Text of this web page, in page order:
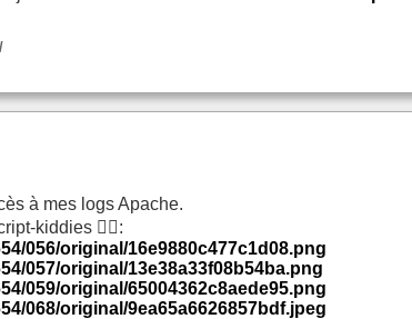
à mes logs Apache.
kiddies 🤦‍♂️:
056/original/16e9880c477c1d08.png
057/original/13e38a33f08b54ba.png
059/original/65004362c8aede95.png
068/original/9ea65a6626857bdf.jpeg